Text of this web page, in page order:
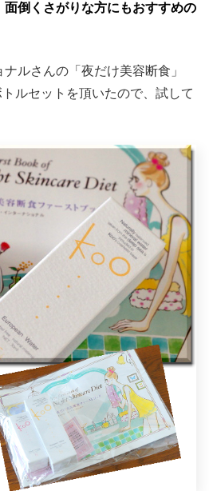
倒くさがりな方にもおすすめの
ルさんの「夜だけ美容断食」
トルセットを頂いたので、試して